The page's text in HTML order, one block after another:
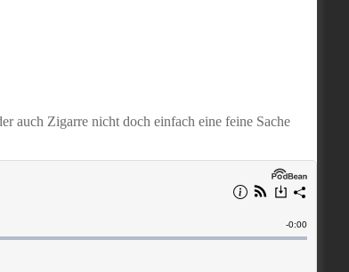
auch Zigarre nicht doch einfach eine feine Sache